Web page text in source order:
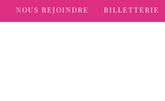
NOUS REJOINDRE BILLETTERIE